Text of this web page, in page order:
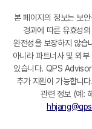
본 페이지의 정보는 보
경과에 따른 유효성
완전성을 보장하지 않습
아니라 파트너사 및 외
있습니다. QPS
추가 지원이 가능합니
관련 정보 (예: